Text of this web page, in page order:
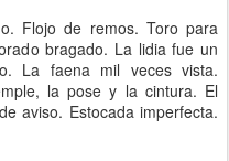
Flojo de remos. Toro para
bragado. La lidia fue un
La faena mil veces vista.
la pose y la cintura. El
aviso. Estocada imperfecta.